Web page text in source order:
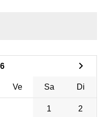
Ve Sa Di
1 2